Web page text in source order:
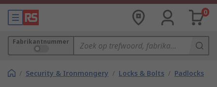
0
Fabrikantnummer
/ Security & Ironmongery / Locks & Bolts / Padlocks